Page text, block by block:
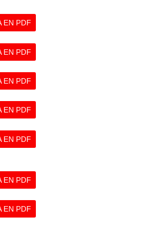
EN PDF
EN PDF
EN PDF
EN PDF
EN PDF
EN PDF
EN PDF